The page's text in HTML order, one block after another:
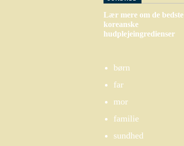
Lær mere om de bedste
koreanske
hudplejeingredienser
børn
far
mor
familie
sundhed